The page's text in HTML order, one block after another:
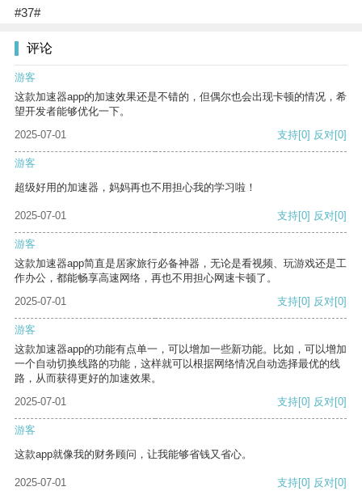
#37#
评论
游客
这款加速器app的加速效果还是不错的，但偶尔也会出现卡顿的情况，希
望开发者能够优化一下。
2025-07-01
支持[0] 反对[0]
游客
超级好用的加速器，妈妈再也不用担心我的学习啦！
2025-07-01 支持[0] 反对[0]
游客
这款加速器app简直是居家旅行必备神器，无论是看视频、玩游戏还是工
作办公，都能畅享高速网络，再也不用担心网速卡顿了。
2025-07-01
支持[0] 反对[0]
游客
这款加速器app的功能有点单一，可以增加一些新功能。比如，可以增加
一个自动切换线路的功能，这样就可以根据网络情况自动选择最优的线
路，从而获得更好的加速效果。
2025-07-01
支持[0] 反对[0]
游客
这款app就像我的财务顾问，让我能够省钱又省心。
2025-07-01 支持[0] 反对[0]